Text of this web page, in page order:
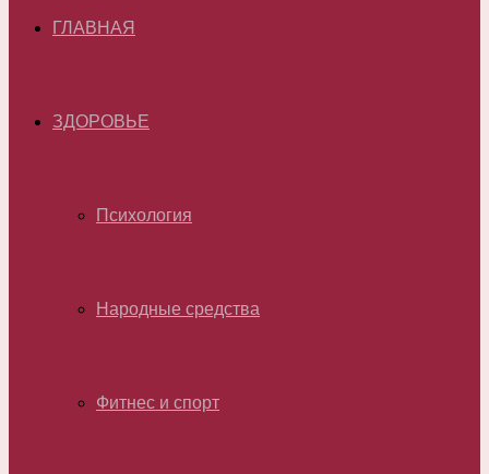
ГЛАВНАЯ
ЗДОРОВЬЕ
Психология
Народные средства
Фитнес и спорт